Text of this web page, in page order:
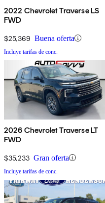
2022 Chevrolet Traverse LS
FWD
$25,369 Buena oferta
Incluye tarifas de conc.
2026 Chevrolet Traverse LT
FWD
$35,233 Gran oferta
Incluye tarifas de conc.